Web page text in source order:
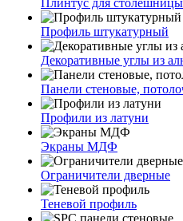
Плинтус для столешницы
Профиль штукатурный
Декоративные углы из
Панели стеновые,
Профили из латуни
Экраны МДФ
Ограничители дверные
Теневой профиль